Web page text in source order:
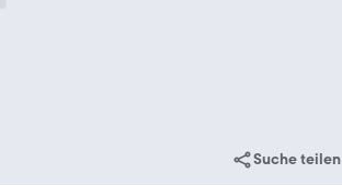
Suche teilen